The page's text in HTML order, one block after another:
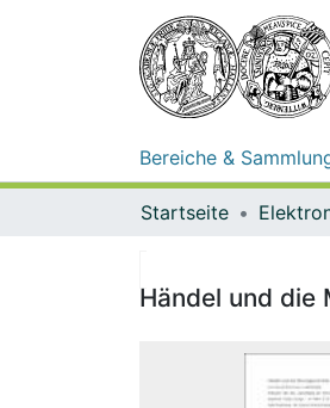
Bereiche &
Startseite
Händel und die